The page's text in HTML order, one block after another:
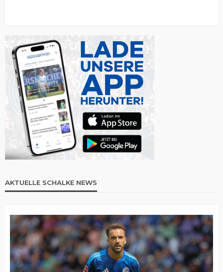
AKTUELLE SCHALKE NEWS